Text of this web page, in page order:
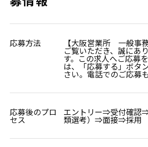
応募方法 【大阪営業所 一般事
ご覧いただき、誠にあ
す。この求人へご応募
は、「応募する」ボタ
さい。電話でのご応募
応募後のプロ
セス
エントリー⇒受付確認
類選考）⇒面接⇒採用